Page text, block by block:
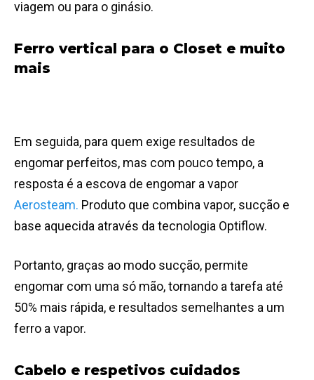
viagem ou para o ginásio.
Ferro vertical para o Closet e muito
mais
Em seguida, para quem exige resultados de
engomar perfeitos, mas com pouco tempo, a
resposta é a escova de engomar a vapor
Aerosteam. Produto que combina vapor, sucção e
base aquecida através da tecnologia Optiflow.
Portanto, graças ao modo sucção, permite
engomar com uma só mão, tornando a tarefa até
50% mais rápida, e resultados semelhantes a um
ferro a vapor.
Cabelo e respetivos cuidados